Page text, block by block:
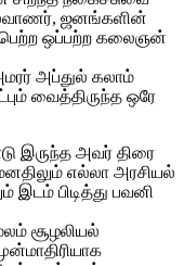
ஜனங்களின்
ஒப்பற்ற கலைஞன்
அப்துல் கலாம்
வைத்திருந்த ஒரே
இருந்த அவர் திரை
எல்லா அரசியல்
பிடித்து பவனி
சூழலியல்